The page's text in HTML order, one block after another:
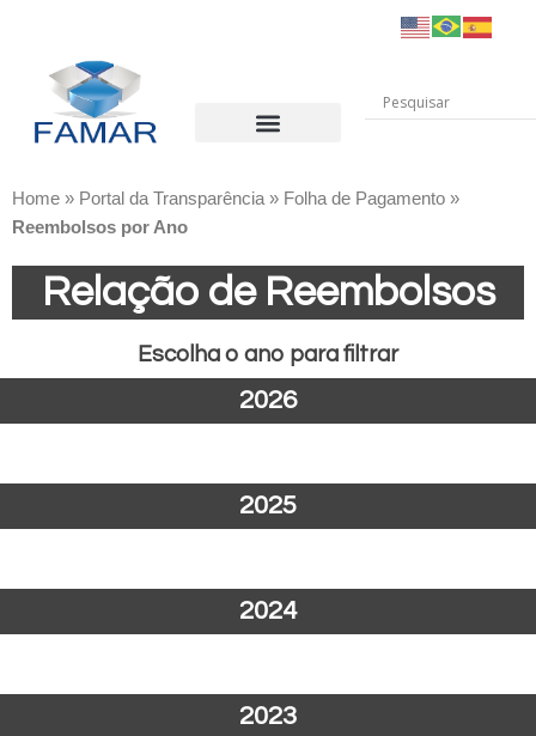
Home » Portal da Transparência » Folha de Pagamento »
Reembolsos por Ano
Relação de Reembolsos
Escolha o ano para filtrar
2026
2025
2024
2023